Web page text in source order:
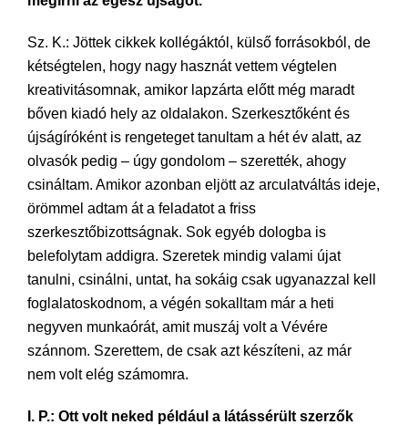
Sz. K.: Jöttek cikkek kollégáktól, külső forrásokból, de
kétségtelen, hogy nagy hasznát vettem végtelen
kreativitásomnak, amikor lapzárta előtt még maradt
bőven kiadó hely az oldalakon. Szerkesztőként és
újságíróként is rengeteget tanultam a hét év alatt, az
olvasók pedig – úgy gondolom – szerették, ahogy
csináltam. Amikor azonban eljött az arculatváltás ideje,
örömmel adtam át a feladatot a friss
szerkesztőbizottságnak. Sok egyéb dologba is
belefolytam addigra. Szeretek mindig valami újat
tanulni, csinálni, untat, ha sokáig csak ugyanazzal kell
foglalatoskodnom, a végén sokalltam már a heti
negyven munkaórát, amit muszáj volt a Vévére
szánnom. Szerettem, de csak azt készíteni, az már
nem volt elég számomra.
I. P.: Ott volt neked például a látássérült szerzők